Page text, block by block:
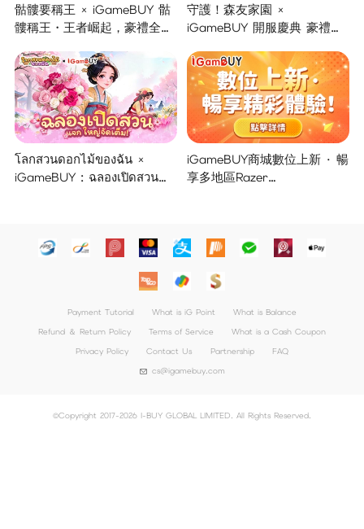
骷髏要稱王 × iGameBUY 骷
髏稱王・王者崛起，豪禮全面
守護！森友家園 ×
iGameBUY 開服慶典 豪禮集
โลกสวนดอกไม้ของฉัน ×
iGameBUY : ฉลองเปิดสวน
iGameBUY商城數位上新 · 暢
享多地區Razer
Payment Tutorial What is iG Point
What is Balance
Refund ＆ Return Policy
Terms of Service
What is a Cash Coupon
Privacy Policy
Contact Us Partnership
FAQ
cs@igamebuy.com
©Copyright 2017-2026 I-BUY GLOBAL LIMITED. All Rights Reserved.